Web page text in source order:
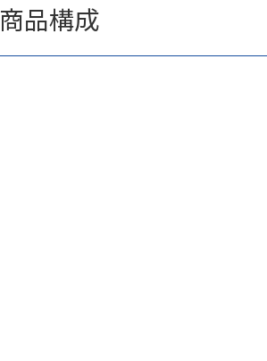
商品構成